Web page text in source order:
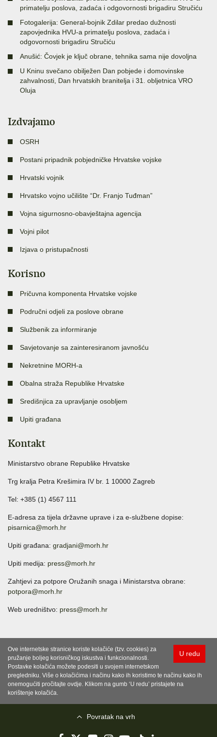
primatelju poslova, zadaća i odgovornosti brigadiru Stručiću
Fotogalerija: General-bojnik Zdilar predao dužnosti
zapovjednika HVU-a primatelju poslova, zadaća i
odgovornosti brigadiru Stručiću
Anušić: Čovjek je ključ obrane, tehnika sama nije dovoljna
U Kninu svečano obilježen Dan pobjede i domovinske
zahvalnosti, Dan hrvatskih branitelja i 31. obljetnica VRO
Oluja
Izdvajamo
OSRH
Postani pripadnik pobjedničke Hrvatske vojske
Hrvatski vojnik
Hrvatsko vojno učilište “Dr. Franjo Tuđman”
Vojna sigurnosno-obavještajna agencija
Vojni pilot
Izjava o pristupačnosti
Korisno
Pričuvna komponenta Hrvatske vojske
Područni odjeli za poslove obrane
Službenik za informiranje
Savjetovanje sa zainteresiranom javnošću
Nekretnine MORH-a
Obalna straža Republike Hrvatske
Središnjica za upravljanje osobljem
Upiti građana
Kontakt
Ministarstvo obrane Republike Hrvatske
Trg kralja Petra Krešimira IV br. 1 10000 Zagreb
Tel: +385 (1) 4567 111
E-adresa za tijela državne uprave i za e-službene dopise:
pisarnica@morh.hr
Upiti građana: gradjani@morh.hr
Upiti medija: press@morh.hr
Zahtjevi za potpore Oružanih snaga i Ministarstva obrane:
potpora@morh.hr
Web uredništvo: press@morh.hr
U redu
Ove internetske stranice koriste kolačiće (tzv. cookies) za
pružanje boljeg korisničkog iskustva i funkcionalnosti.
Postavke kolačića možete podesiti u svojem internetskom
pregledniku. Više o kolačićima i načinu kako ih koristimo te načinu kako ih
onemogućiti pročitajte ovdje. Klikom na gumb ‘U redu’ pristajete na
korištenje kolačića.
Povratak na vrh